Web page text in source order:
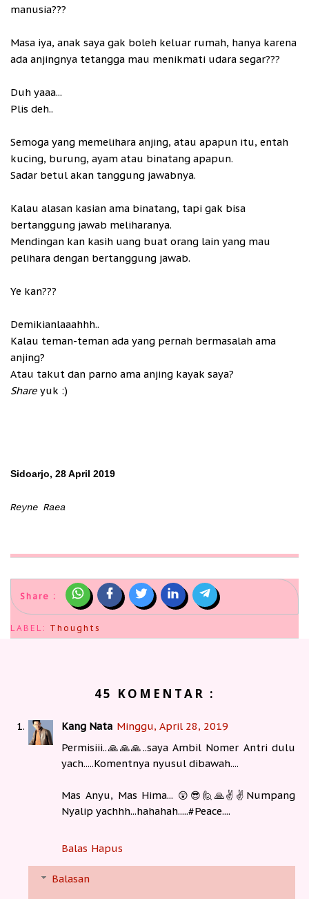
manusia???
Masa iya, anak saya gak boleh keluar rumah, hanya karena
ada anjingnya tetangga mau menikmati udara segar???
Duh yaaa...
Plis deh..
Semoga yang memelihara anjing, atau apapun itu, entah
kucing, burung, ayam atau binatang apapun.
Sadar betul akan tanggung jawabnya.
Kalau alasan kasian ama binatang, tapi gak bisa
bertanggung jawab meliharanya.
Mendingan kan kasih uang buat orang lain yang mau
pelihara dengan bertanggung jawab.
Ye kan???
Demikianlaaahhh..
Kalau teman-teman ada yang pernah bermasalah ama
anjing?
Atau takut dan parno ama anjing kayak saya?
Share yuk :)
Sidoarjo, 28 April 2019
Reyne Raea
Share :
LABEL: Thoughts
45 KOMENTAR :
Kang Nata Minggu, April 28, 2019
Permisiii..🙏🙏🙏..saya Ambil Nomer Antri dulu
yach.....Komentnya nyusul dibawah....
Mas Anyu, Mas Hima... 😲😎🙋🙏✌✌Numpang
Nyalip yachhh...hahahah.....#Peace....
Balas Hapus
Balasan